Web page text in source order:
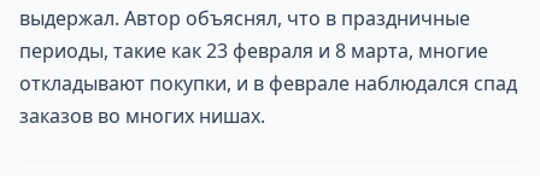
выдержал. Автор объяснял, что в праздничные
периоды, такие как 23 февраля и 8 марта, многие
откладывают покупки, и в феврале наблюдался спад
заказов во многих нишах.